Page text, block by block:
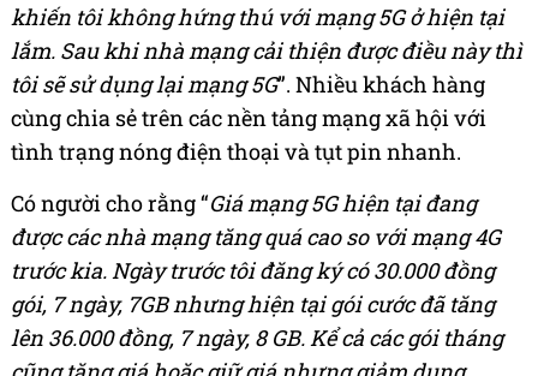
khiến tôi không hứng thú với mạng 5G ở hiện tại
lắm. Sau khi nhà mạng cải thiện được điều này thì
tôi sẽ sử dụng lại mạng 5G”. Nhiều khách hàng
cùng chia sẻ trên các nền tảng mạng xã hội với
tình trạng nóng điện thoại và tụt pin nhanh.
Có người cho rằng “Giá mạng 5G hiện tại đang
được các nhà mạng tăng quá cao so với mạng 4G
trước kia. Ngày trước tôi đăng ký có 30.000 đồng
gói, 7 ngày, 7GB nhưng hiện tại gói cước đã tăng
lên 36.000 đồng, 7 ngày, 8 GB. Kể cả các gói tháng